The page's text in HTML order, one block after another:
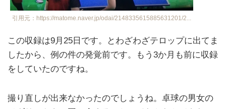
引用元：https://matome.naver.jp/odai/2148335615885631201/2...
この収録は9月25日です。とわざわざテロップに出てま
したから、例の件の発覚前です。もう3か月も前に収録
をしていたのですね。
撮り直しが出来なかったのでしょうね。卓球の男女の